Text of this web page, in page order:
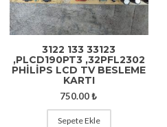
3122 133 33123
,PLCD190PT3 ,32PFL2302
PHİLİPS LCD TV BESLEME
KARTI
750.00₺
Sepete Ekle